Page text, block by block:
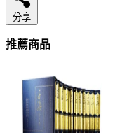
分享
推薦商品